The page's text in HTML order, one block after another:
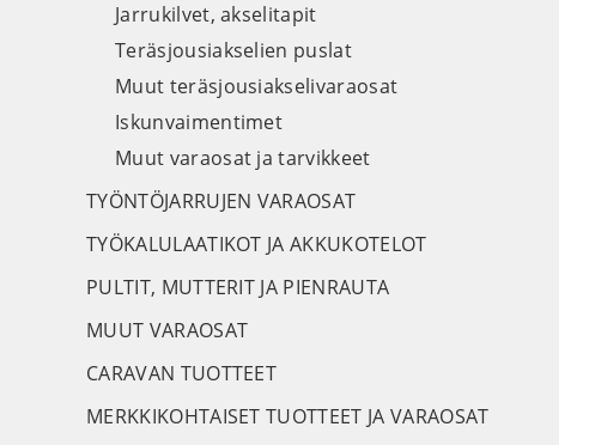
Jarrukilvet, akselitapit
Teräsjousiakselien puslat
Muut teräsjousiakselivaraosat
Iskunvaimentimet
Muut varaosat ja tarvikkeet
TYÖNTÖJARRUJEN VARAOSAT
TYÖKALULAATIKOT JA AKKUKOTELOT
PULTIT, MUTTERIT JA PIENRAUTA
MUUT VARAOSAT
CARAVAN TUOTTEET
MERKKIKOHTAISET TUOTTEET JA VARAOSAT